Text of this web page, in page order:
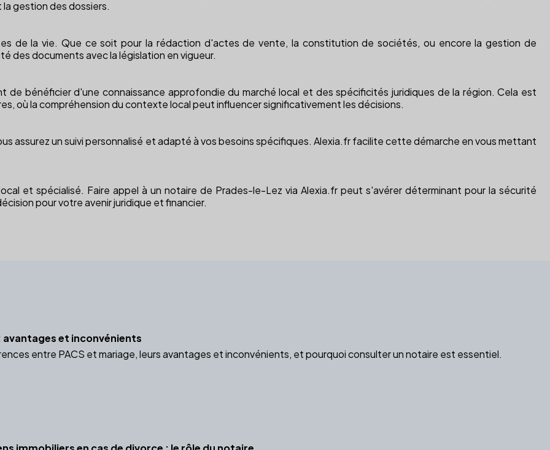
gestion des dossiers.
de la vie. Que ce soit pour la rédaction d'actes de vente, la constitution de sociétés, ou encore la gestion de
des documents avec la législation en vigueur.
bénéficier d'une connaissance approfondie du marché local et des spécificités juridiques de la région. Cela est
où la compréhension du contexte local peut influencer significativement les décisions.
assurez un suivi personnalisé et adapté à vos besoins spécifiques. Alexia.fr facilite cette démarche en vous mettant
et spécialisé. Faire appel à un notaire de Prades-le-Lez via Alexia.fr peut s'avérer déterminant pour la sécurité
pour votre avenir juridique et financier.
avantages et inconvénients
entre PACS et mariage, leurs avantages et inconvénients, et pourquoi consulter un notaire est essentiel.